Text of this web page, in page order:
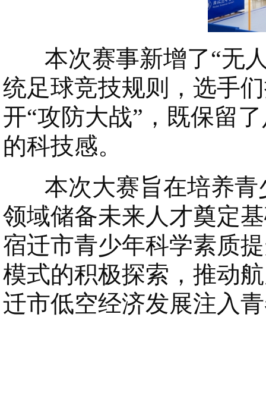
本次赛事新增了“无人
统足球竞技规则，选手
开“攻防大战”，既保留
的科技感。
本次大赛旨在培养青
领域储备未来人才奠定
宿迁市青少年科学素质
模式的积极探索，推动
迁市低空经济发展注入